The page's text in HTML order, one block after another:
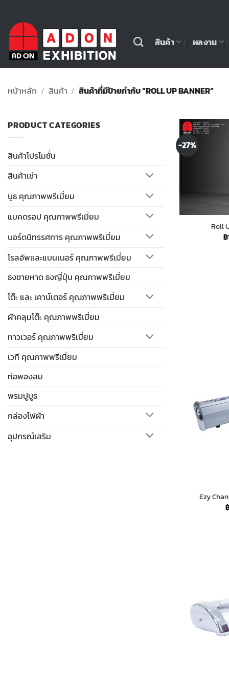
สินค้า ผลงาน
หน้าหลัก / สินค้า / สินค้าที่มีป้ายกำกับ “ROLL UP BANNER”
PRODUCT CATEGORIES
สินค้าโปรโมชั่น
สินค้าเช่า
บูธ คุณภาพพรีเมี่ยม
แบคดรอป คุณภาพพรีเมี่ยม
บอร์ดนิทรรศการ คุณภาพพรีเมี่ยม
โรลอัพและแบนเนอร์ คุณภาพพรีเมี่ยม
ธงชายหาด ธงญี่ปุ่น คุณภาพพรีเมี่ยม
โต๊ะ และ เคาน์เตอร์ คุณภาพพรีเมี่ยม
ผ้าคลุมโต๊ะ คุณภาพพรีเมี่ยม
ทาวเวอร์ คุณภาพพรีเมี่ยม
เวที คุณภาพพรีเมี่ยม
ท่อพองลม
พรมปูบูธ
กล่องไฟผ้า
อุปกรณ์เสริม
-27%
Roll
฿
Ezy